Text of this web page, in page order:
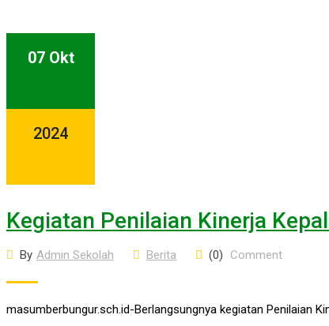
07 Okt
2024
Kegiatan Penilaian Kinerja
By Admin Sekolah Berita (0) Comment
masumberbungur.sch.id-Berlangsungnya kegiatan Penilaian